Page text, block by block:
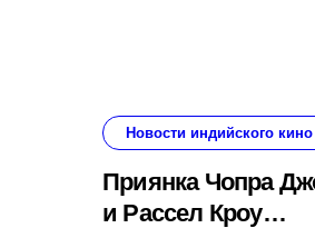
Новости индийского кино
Приянка Чопра
и Рассел Кроу